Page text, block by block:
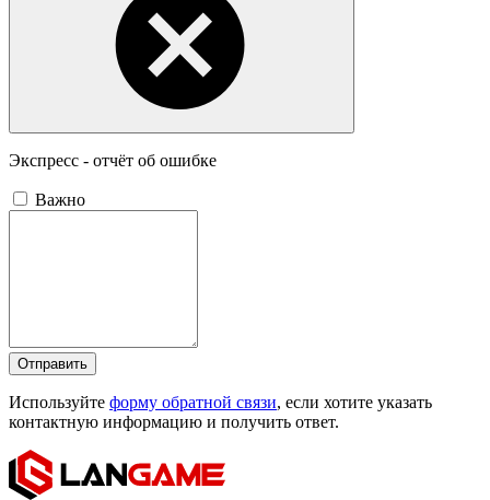
Экспресс - отчёт об ошибке
Важно
Отправить
Используйте форму обратной связи, если хотите указать
контактную информацию и получить ответ.